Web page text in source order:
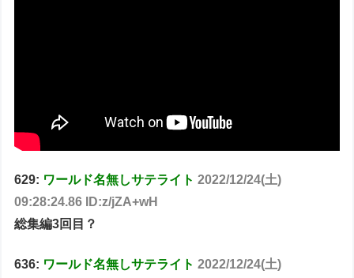
629: ワールド名無しサテライト 2022/12/24(土)
09:28:24.86 ID:z/jZA+wH
総集編3回目？
636: ワールド名無しサテライト 2022/12/24(土)